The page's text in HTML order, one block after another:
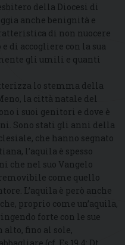
della Diocesi di
anche benignità e
di non nuocere
di accogliere con la sua
gli umili e quanti
lo stemma della
la città natale del
i suoi genitori e dove è
Sono stati gli anni della
che hanno segnato
l’aquila è spesso
che nel suo Vangelo
come quello
L’aquila è però anche
proprio come un’aquila,
forte con le sue
fino al sole,
(cf. Es 19,4; Dt